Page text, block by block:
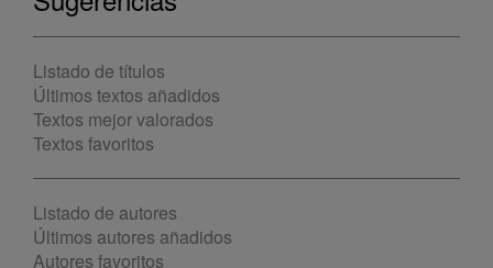
Listado de títulos
Últimos textos añadidos
Textos mejor valorados
Textos favoritos
Listado de autores
Últimos autores añadidos
Autores favoritos